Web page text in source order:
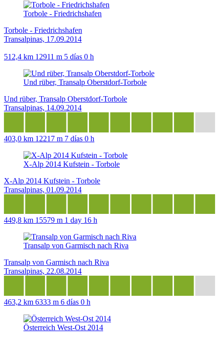
Torbole - Friedrichshafen
Torbole - Friedrichshafen
Transalpinas, 17.09.2014
512,4 km 12911 m 5 días 0 h
Und rüber, Transalp Oberstdorf-Torbole
Und rüber, Transalp Oberstdorf-Torbole
Transalpinas, 14.09.2014
403,0 km 12217 m 7 días 0 h
X-Alp 2014 Kufstein - Torbole
X-Alp 2014 Kufstein - Torbole
Transalpinas, 01.09.2014
449,8 km 15579 m 1 day 16 h
Transalp von Garmisch nach Riva
Transalp von Garmisch nach Riva
Transalpinas, 22.08.2014
463,2 km 6333 m 6 días 0 h
Österreich West-Ost 2014